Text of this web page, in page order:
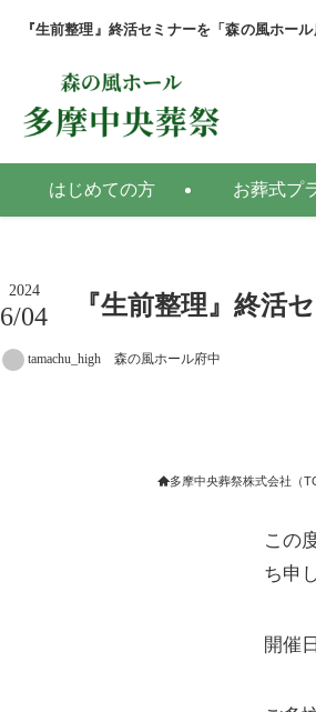
『生前整理』終活セミナーを「森の風ホー
はじめての方 お葬式プ
『生前整理』終活
2024
6/04
tamachu_high 森の風ホール府中
多摩中央葬祭株式会社（
この
ち申
開催